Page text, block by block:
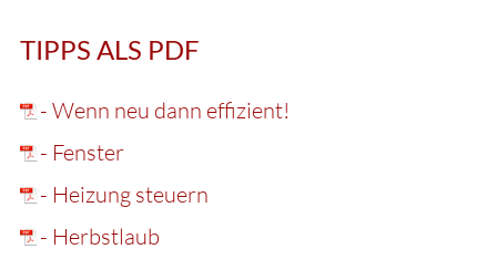
TIPPS ALS PDF
- Wenn neu dann effizient!
- Fenster
- Heizung steuern
- Herbstlaub